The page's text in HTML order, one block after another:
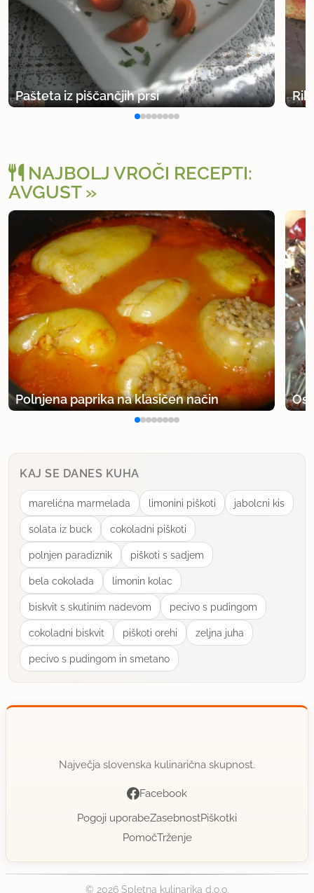
Pašteta iz piščančjih prsi
NAJBOLJ VROČI RECEPTI:
AVGUST
Polnjena paprika na klasičen način
KAJ SE DANES KUHA
marelićna marmelada limonini piškoti jabolcni kis
solata iz buck cokoladni piškoti
polnjen paradiznik piškoti s sadjem
bela cokolada limonin kolac
biskvit s skutinim nadevom pecivo s pudingom
cokoladni biskvit piškoti orehi zeljna juha
pecivo s pudingom in smetano
Največja slovenska kulinarična skupnost.
Facebook
Pogoji uporabeZasebnostPiškotki
PomočTrženje
© 2026 Spletna kulinarika d.o.o.